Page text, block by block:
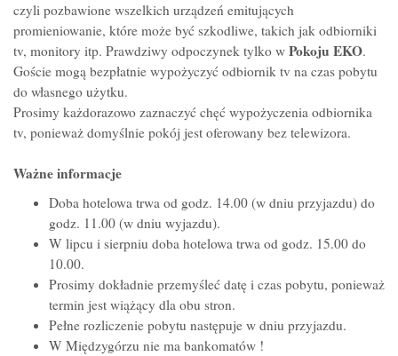
czyli pozbawione wszelkich urządzeń emitujących
promieniowanie, które może być szkodliwe, takich jak odbiorniki
tv, monitory itp. Prawdziwy odpoczynek tylko w Pokoju EKO.
Goście mogą bezpłatnie wypożyczyć odbiornik tv na czas pobytu
do własnego użytku.
Prosimy każdorazowo zaznaczyć chęć wypożyczenia odbiornika
tv, ponieważ domyślnie pokój jest oferowany bez telewizora.
Ważne informacje
Doba hotelowa trwa od godz. 14.00 (w dniu przyjazdu) do
godz. 11.00 (w dniu wyjazdu).
W lipcu i sierpniu doba hotelowa trwa od godz. 15.00 do
10.00.
Prosimy dokładnie przemyśleć datę i czas pobytu, ponieważ
termin jest wiążący dla obu stron.
Pełne rozliczenie pobytu następuje w dniu przyjazdu.
W Międzygórzu nie ma bankomatów !